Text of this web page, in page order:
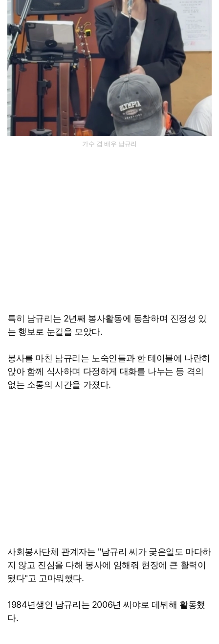
가수 겸 배우 남규리
특히 남규리는 2년째 봉사활동에 동참하며 진정성 있
는 행보로 눈길을 모았다.
봉사를 마친 남규리는 노숙인들과 한 테이블에 나란히
앉아 함께 식사하며 다정하게 대화를 나누는 등 격의
없는 소통의 시간을 가졌다.
사회봉사단체 관계자는 "남규리 씨가 궂은일도 마다하
지 않고 진심을 다해 봉사에 임해줘 현장에 큰 활력이
됐다"고 고마워했다.
1984년생인 남규리는 2006년 씨야로 데뷔해 활동했
다.